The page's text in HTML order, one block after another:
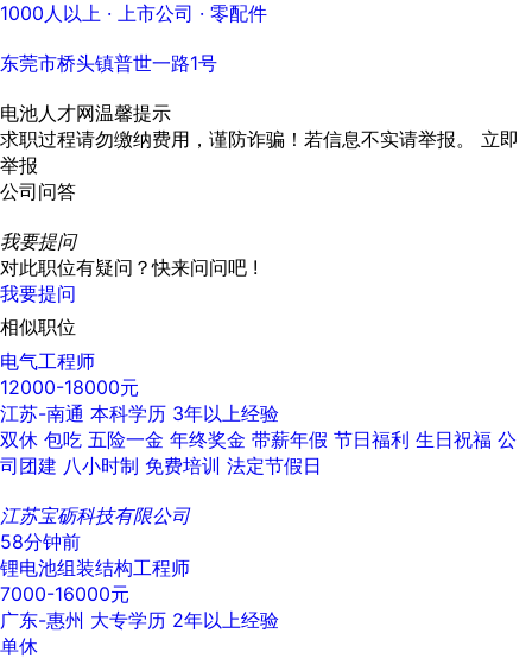
1000人以上 · 上市公司 · 零配件
东莞市桥头镇普世一路1号
电池人才网温馨提示
求职过程请勿缴纳费用，谨防诈骗！若信息不实请举报。 立即
举报
公司问答
我要提问
对此职位有疑问？快来问问吧 !
我要提问
相似职位
电气工程师
12000-18000元
江苏-南通 本科学历 3年以上经验
双休 包吃 五险一金 年终奖金 带薪年假 节日福利 生日祝福 公
司团建 八小时制 免费培训 法定节假日
江苏宝砺科技有限公司
58分钟前
锂电池组装结构工程师
7000-16000元
广东-惠州 大专学历 2年以上经验
单休